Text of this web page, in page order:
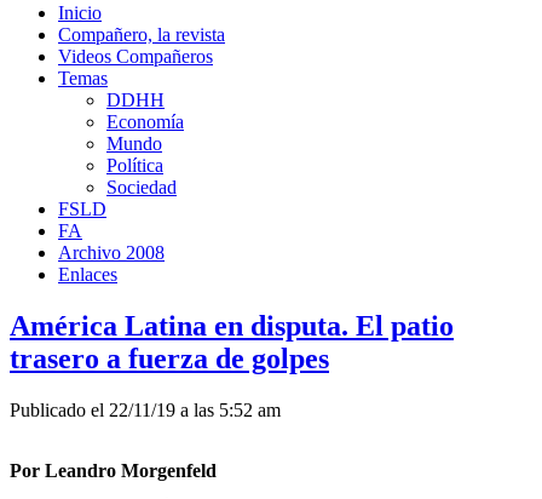
Inicio
Compañero, la revista
Videos Compañeros
Temas
DDHH
Economía
Mundo
Política
Sociedad
FSLD
FA
Archivo 2008
Enlaces
América Latina en disputa. El patio
trasero a fuerza de golpes
Publicado el 22/11/19 a las 5:52 am
Por Leandro Morgenfeld